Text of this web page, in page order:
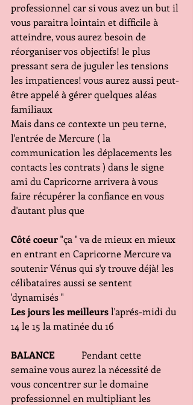
professionnel car si vous avez un but il
vous paraitra lointain et difficile à
atteindre, vous aurez besoin de
réorganiser vos objectifs! le plus
pressant sera de juguler les tensions
les impatiences! vous aurez aussi peut-
être appelé à gérer quelques aléas
familiaux
Mais dans ce contexte un peu terne,
l'entrée de Mercure ( la
communication les déplacements les
contacts les contrats ) dans le signe
ami du Capricorne arrivera à vous
faire récupérer la confiance en vous
d'autant plus que
Côté coeur "ça " va de mieux en mieux
en entrant en Capricorne Mercure va
soutenir Vénus qui s'y trouve déjà! les
célibataires aussi se sentent
'dynamisés "
Les jours les meilleurs l'aprés-midi du
14 le 15 la matinée du 16
BALANCE
          Pendant cette
semaine vous aurez la nécessité de
vous concentrer sur le domaine
professionnel en multipliant les